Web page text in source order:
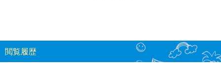
閲覧履歴